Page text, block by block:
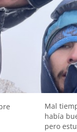
Mal
había
pero